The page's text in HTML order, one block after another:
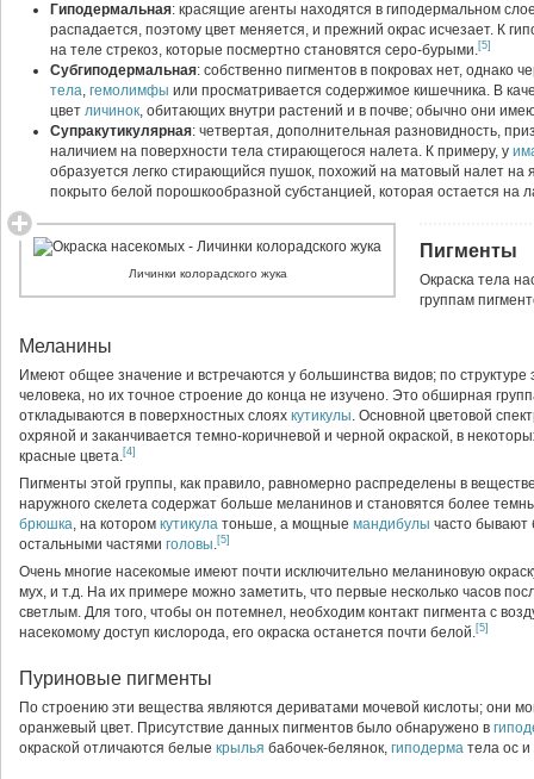
Гиподермальная: красящие агенты находятся в гиподермальном
распадается, поэтому цвет меняется, и прежний окрас исчезает. К
на теле стрекоз, которые посмертно становятся серо-бурыми.[5]
Субгиподермальная: собственно пигментов в покровах нет, однако
тела, гемолимфы или просматривается содержимое кишечника. В
цвет личинок, обитающих внутри растений и в почве; обычно они
Супракутикулярная: четвертая, дополнительная разновидность,
наличием на поверхности тела стирающегося налета. К примеру, у
образуется легко стирающийся пушок, похожий на матовый налет на
покрыто белой порошкообразной субстанцией, которая остается на
Личинки колорадского жука
Пигменты
Окраска тела
группам
Меланины
Имеют общее значение и встречаются у большинства видов; по
человека, но их точное строение до конца не изучено. Это обширная
откладываются в поверхностных слоях кутикулы. Основной цветовой
охряной и заканчивается темно-коричневой и черной окраской, в
красные цвета.[4]
Пигменты этой группы, как правило, равномерно распределены в
наружного скелета содержат больше меланинов и становятся более
брюшка, на котором кутикула тоньше, а мощные мандибулы часто бывают
остальными частями головы.[5]
Очень многие насекомые имеют почти исключительно меланиновую
мух, и т.д. На их примере можно заметить, что первые несколько часов
светлым. Для того, чтобы он потемнел, необходим контакт пигмента с
насекомому доступ кислорода, его окраска останется почти белой.[5]
Пуриновые пигменты
По строению эти вещества являются дериватами мочевой кислоты; они
оранжевый цвет. Присутствие данных пигментов было обнаружено в
окраской отличаются белые крылья бабочек-белянок, гиподерма тела ос и